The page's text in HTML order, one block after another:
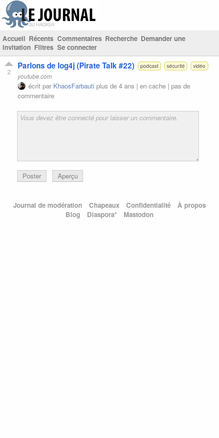
Accueil Récents Commentaires Recherche Demander une
invitation Filtres Se connecter
2
Parlons de log4j (Pirate Talk #22) podcast sécurité vidéo
youtube.com
écrit par KhaosFarbauti plus de 4 ans | en cache | pas de
commentaire
Poster Aperçu
Journal de modération Chapeaux Confidentialité
À propos
Blog
Diaspora* Mastodon